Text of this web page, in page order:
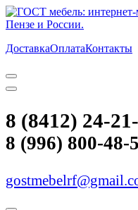
ДоставкаОплатаКонтакты
8 (8412) 24-
8 (996) 800-48-